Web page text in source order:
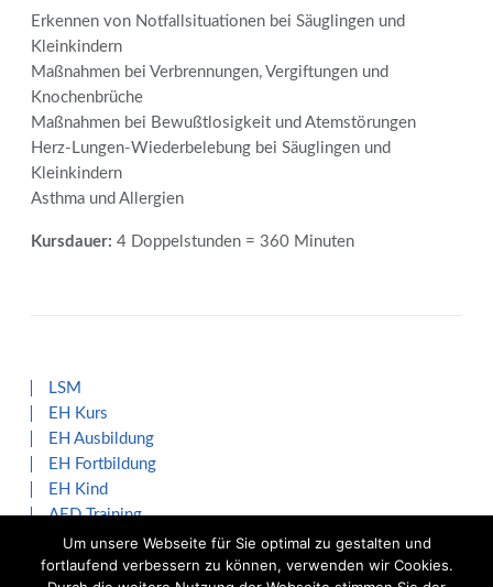
Erkennen von Notfallsituationen bei Säuglingen und
Kleinkindern
Maßnahmen bei Verbrennungen, Vergiftungen und
Knochenbrüche
Maßnahmen bei Bewußtlosigkeit und Atemstörungen
Herz-Lungen-Wiederbelebung bei Säuglingen und
Kleinkindern
Asthma und Allergien
Kursdauer: 4 Doppelstunden = 360 Minuten
LSM
EH Kurs
EH Ausbildung
EH Fortbildung
EH Kind
AED Training
Um unsere Webseite für Sie optimal zu gestalten und
fortlaufend verbessern zu können, verwenden wir Cookies.